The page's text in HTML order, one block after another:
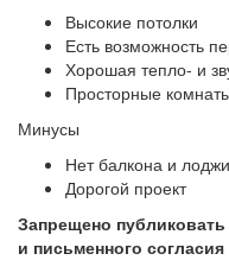
Высокие потолки
Есть возможность
Хорошая тепло- и
Просторные
Минусы
Нет балкона и
Дорогой проект
Запрещено
и письменного